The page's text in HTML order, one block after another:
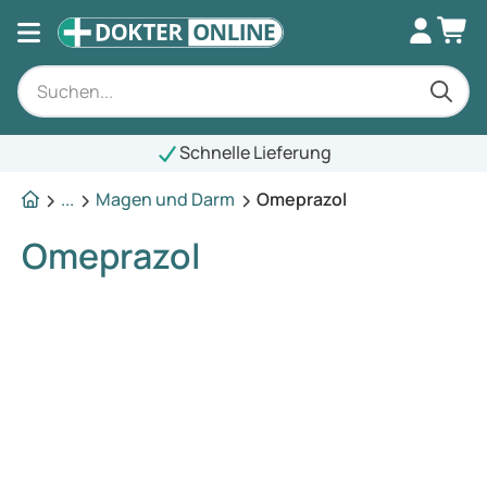
Schnelle Lieferung
...
Magen und Darm Omeprazol
Omeprazol